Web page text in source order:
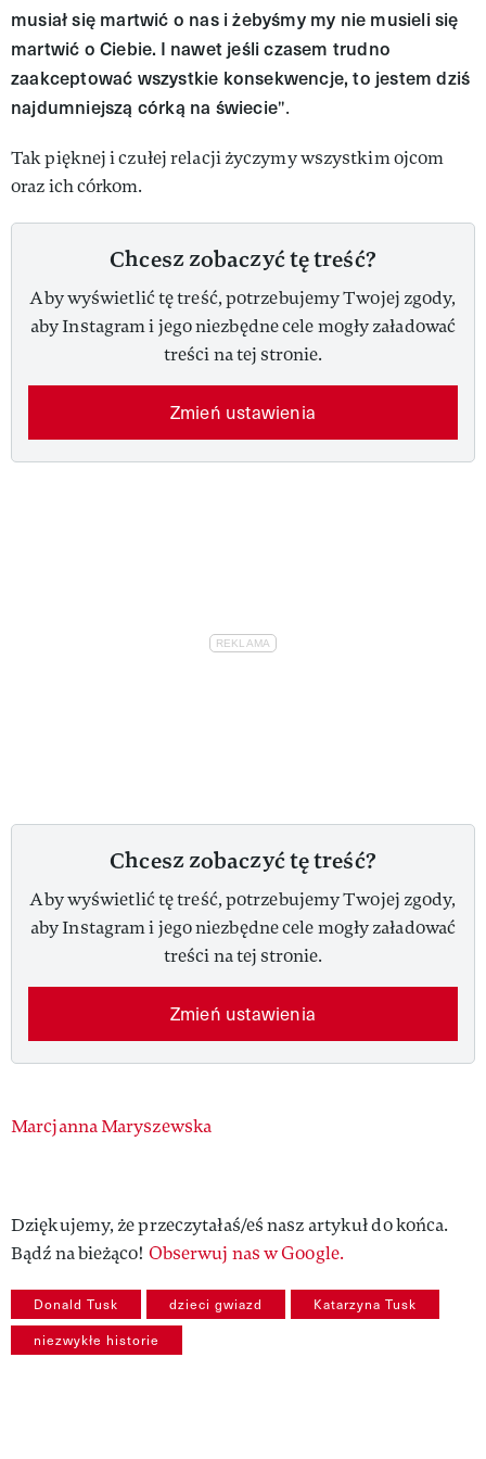
musiał się martwić o nas i żebyśmy my nie musieli się
martwić o Ciebie. I nawet jeśli czasem trudno
zaakceptować wszystkie konsekwencje, to jestem dziś
najdumniejszą córką na świecie".
Tak pięknej i czułej relacji życzymy wszystkim ojcom
oraz ich córkom.
Chcesz zobaczyć tę treść?
Aby wyświetlić tę treść, potrzebujemy Twojej zgody,
aby Instagram i jego niezbędne cele mogły załadować
treści na tej stronie.
Zmień ustawienia
Chcesz zobaczyć tę treść?
Aby wyświetlić tę treść, potrzebujemy Twojej zgody,
aby Instagram i jego niezbędne cele mogły załadować
treści na tej stronie.
Zmień ustawienia
Authors
Marcjanna Maryszewska
Dziękujemy, że przeczytałaś/eś nasz artykuł do końca.
Bądź na bieżąco! Obserwuj nas w Google.
Donald Tusk dzieci gwiazd Katarzyna Tusk
niezwykłe historie